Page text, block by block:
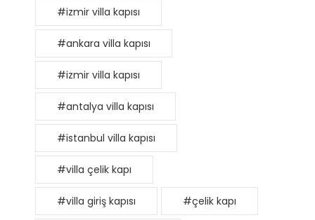
#izmir villa kapısı
#ankara villa kapısı
#izmir villa kapısı
#antalya villa kapısı
#istanbul villa kapısı
#villa çelik kapı
#villa giriş kapısı #çelik kapı